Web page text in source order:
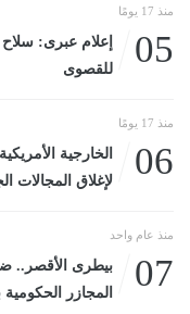
منذ 17 يومًا
05
إعلام عبرى: سلاح
للقصوى
منذ 17 يومًا
06
الخارجية
لإغلاق المجالات
منذ عام واحد
07
المجازر الحكومية